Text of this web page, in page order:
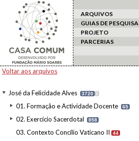
ARQUIVOS
GUIAS DE PESQUISA
PROJETO
PARCERIAS
Voltar aos arquivos
José da Felicidade Alves 3720 I
01. Formação e Actividade Docente 65
02. Exercício Sacerdotal 858
03. Contexto Concílio Vaticano II 44